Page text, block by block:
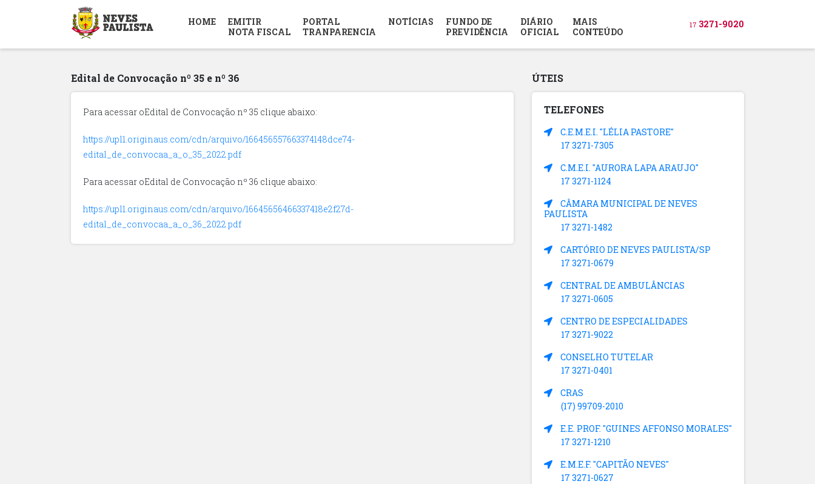
HOME
EMITIR
NOTA FISCAL
PORTAL
TRANPARENCIA
NOTÍCIAS
FUNDO DE
PREVIDÊNCIA
DIÁRIO
OFICIAL
MAIS
CONTEÚDO
17 3271-9020
Edital de Convocação nº 35 e nº 36
Para acessar oEdital de Convocação nº 35 clique abaixo:
https://upl1.originaus.com/cdn/arquivo/166456557663374148dce74-
edital_de_convocaa_a_o_35_2022.pdf
Para acessar oEdital de Convocação nº 36 clique abaixo:
https://upl1.originaus.com/cdn/arquivo/16645656466337418e2f27d-
edital_de_convocaa_a_o_36_2022.pdf
ÚTEIS
TELEFONES
C.E.M.E.I. "LÉLIA PASTORE"
17 3271-7305
C.M.E.I. "AURORA LAPA ARAUJO"
17 3271-1124
CÂMARA MUNICIPAL DE NEVES
PAULISTA
17 3271-1482
CARTÓRIO DE NEVES PAULISTA/SP
17 3271-0679
CENTRAL DE AMBULÂNCIAS
17 3271-0605
CENTRO DE ESPECIALIDADES
17 3271-9022
CONSELHO TUTELAR
17 3271-0401
CRAS
(17) 99709-2010
E.E. PROF. "GUINES AFFONSO MORALES"
17 3271-1210
E.M.E.F. "CAPITÃO NEVES"
17 3271-0627